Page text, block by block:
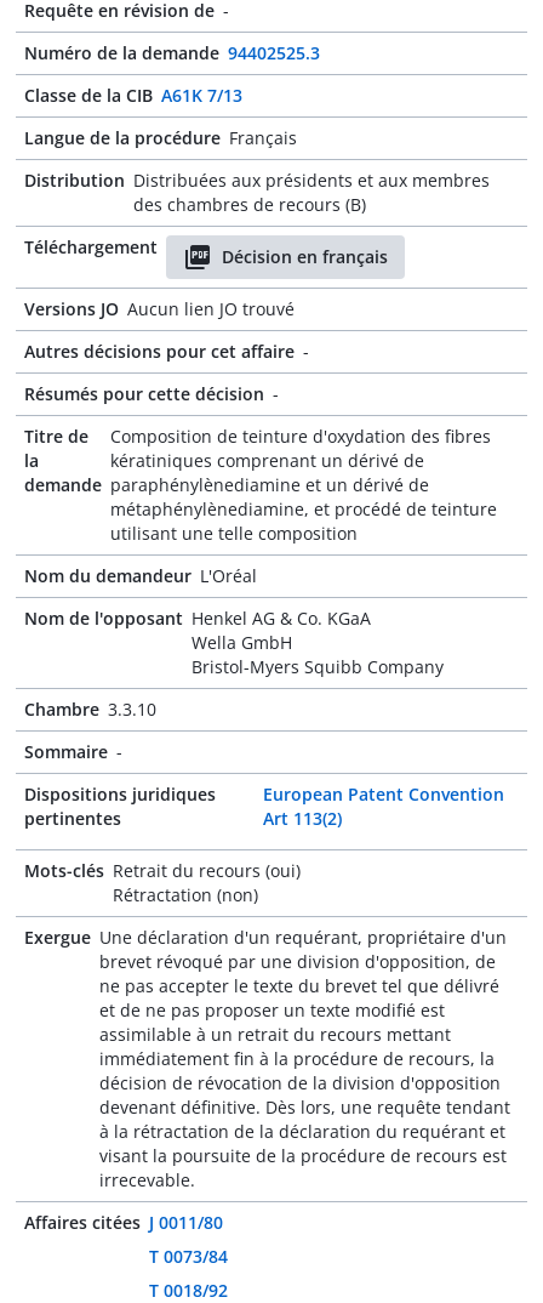
Requête en révision de -
Numéro de la demande 94402525.3
Classe de la CIB A61K 7/13
Langue de la procédure Français
Distribution Distribuées aux présidents et aux membres
des chambres de recours (B)
Téléchargement
Décision en français
Versions JO Aucun lien JO trouvé
Autres décisions pour cet affaire -
Résumés pour cette décision -
Titre de
la
demande
Composition de teinture d'oxydation des fibres
kératiniques comprenant un dérivé de
paraphénylènediamine et un dérivé de
métaphénylènediamine, et procédé de teinture
utilisant une telle composition
Nom du demandeur L'Oréal
Nom de l'opposant Henkel AG & Co. KGaA
Wella GmbH
Bristol-Myers Squibb Company
Chambre 3.3.10
Sommaire -
Dispositions juridiques
pertinentes
European Patent Convention
Art 113(2)
Mots-clés Retrait du recours (oui)
Rétractation (non)
Exergue Une déclaration d'un requérant, propriétaire d'un
brevet révoqué par une division d'opposition, de
ne pas accepter le texte du brevet tel que délivré
et de ne pas proposer un texte modifié est
assimilable à un retrait du recours mettant
immédiatement fin à la procédure de recours, la
décision de révocation de la division d'opposition
devenant définitive. Dès lors, une requête tendant
à la rétractation de la déclaration du requérant et
visant la poursuite de la procédure de recours est
irrecevable.
Affaires citées J 0011/80
T 0073/84
T 0018/92